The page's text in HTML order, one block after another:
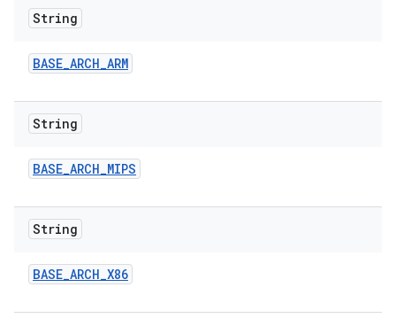
String
BASE_ARCH_ARM
String
BASE_ARCH_MIPS
String
BASE_ARCH_X86